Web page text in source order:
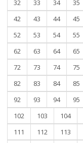
32
33 34 35
42
43 44 45
52
53 54 55
62
63 64 65
72
73 74 75
82
83 84 85
92
93 94 95
102
103 104
111
112 113